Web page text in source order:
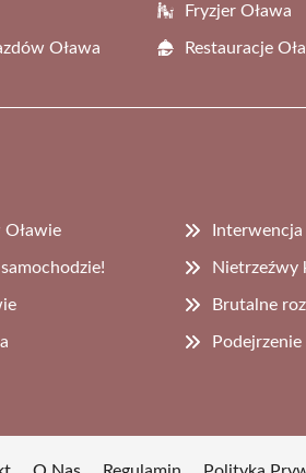
Fryzjer Oława
Oława Restauracje
Nietrzeźwy
Brutalne